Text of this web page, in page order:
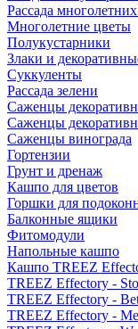
Рассада
Многолетние цветы
Полукустарники
Злаки и
Суккуленты
Рассада зелени
Саженцы
Саженцы
Саженцы винограда
Гортензии
Грунт и дренаж
Кашпо для цветов
Горшки для
Балконные ящики
Фитомодули
Напольные кашпо
Кашпо TREEZ
TREEZ Effectory -
TREEZ Effectory -
TREEZ Effectory -